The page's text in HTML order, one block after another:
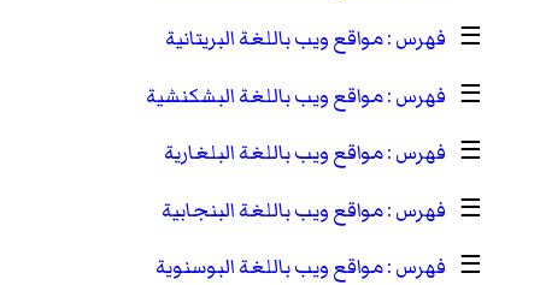
☰
مواقع ويب باللغة البريتانية
☰
مواقع ويب باللغة البشكنشية
☰
مواقع ويب باللغة البلغارية
☰
مواقع ويب باللغة البنجابية
☰
مواقع ويب باللغة البوسنوية